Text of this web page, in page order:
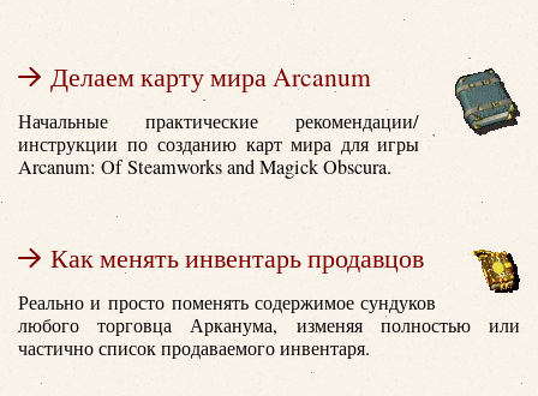
Делаем карту мира Arcanum
Начальные практические рекомендации/
инструкции по созданию карт мира для игры
Arcanum: Of Steamworks and Magick Obscura.
Как менять инвентарь продавцов
Реально и просто поменять содержимое сундуков
любого торговца Арканума, изменяя полностью или
частично список продаваемого инвентаря.